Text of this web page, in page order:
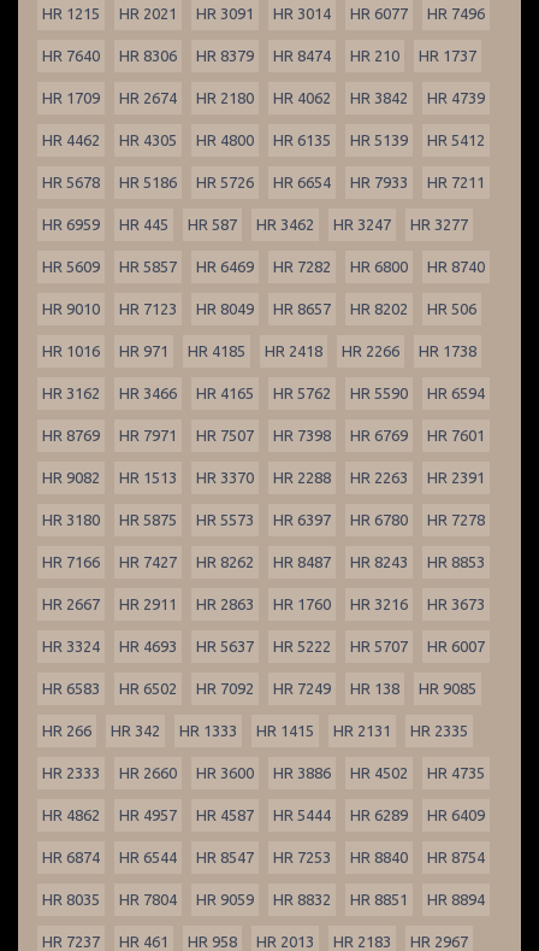
HR 1215 HR 2021 HR 3091 HR 3014 HR 6077 HR 7496
HR 7640 HR 8306 HR 8379 HR 8474 HR 210 HR 1737
HR 1709 HR 2674 HR 2180 HR 4062 HR 3842 HR 4739
HR 4462 HR 4305 HR 4800 HR 6135 HR 5139 HR 5412
HR 5678 HR 5186 HR 5726 HR 6654 HR 7933 HR 7211
HR 6959 HR 445 HR 587 HR 3462 HR 3247 HR 3277
HR 5609 HR 5857 HR 6469 HR 7282 HR 6800 HR 8740
HR 9010 HR 7123 HR 8049 HR 8657 HR 8202 HR 506
HR 1016 HR 971 HR 4185 HR 2418 HR 2266 HR 1738
HR 3162 HR 3466 HR 4165 HR 5762 HR 5590 HR 6594
HR 8769 HR 7971 HR 7507 HR 7398 HR 6769 HR 7601
HR 9082 HR 1513 HR 3370 HR 2288 HR 2263 HR 2391
HR 3180 HR 5875 HR 5573 HR 6397 HR 6780 HR 7278
HR 7166 HR 7427 HR 8262 HR 8487 HR 8243 HR 8853
HR 2667 HR 2911 HR 2863 HR 1760 HR 3216 HR 3673
HR 3324 HR 4693 HR 5637 HR 5222 HR 5707 HR 6007
HR 6583 HR 6502 HR 7092 HR 7249 HR 138 HR 9085
HR 266 HR 342 HR 1333 HR 1415 HR 2131 HR 2335
HR 2333 HR 2660 HR 3600 HR 3886 HR 4502 HR 4735
HR 4862 HR 4957 HR 4587 HR 5444 HR 6289 HR 6409
HR 6874 HR 6544 HR 8547 HR 7253 HR 8840 HR 8754
HR 8035 HR 7804 HR 9059 HR 8832 HR 8851 HR 8894
HR 7237 HR 461 HR 958 HR 2013 HR 2183 HR 2967